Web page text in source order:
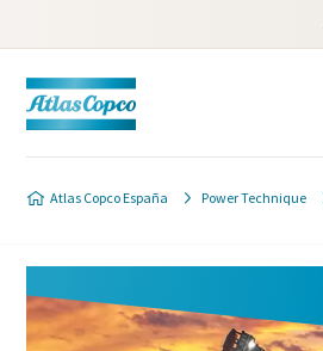
Atlas Copco España Power Technique